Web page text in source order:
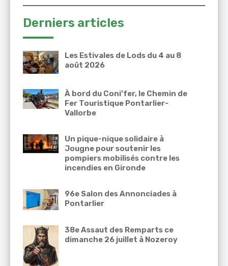
Derniers articles
Les Estivales de Lods du 4 au 8
août 2026
À bord du Coni’fer, le Chemin de
Fer Touristique Pontarlier-
Vallorbe
Un pique-nique solidaire à
Jougne pour soutenir les
pompiers mobilisés contre les
incendies en Gironde
96e Salon des Annonciades à
Pontarlier
38e Assaut des Remparts ce
dimanche 26 juillet à Nozeroy